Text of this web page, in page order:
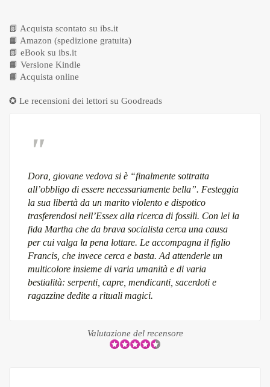
📗 Acquista scontato su ibs.it
📙 Amazon (spedizione gratuita)
📗 eBook su ibs.it
📙 Versione Kindle
📙 Acquista online
✪ Le recensioni dei lettori su Goodreads
Dora, giovane vedova si è “finalmente sottratta
all’obbligo di essere necessariamente bella”. Festeggia
la sua libertà da un marito violento e dispotico
trasferendosi nell’Essex alla ricerca di fossili. Con lei la
fida Martha che da brava socialista cerca una causa
per cui valga la pena lottare. Le accompagna il figlio
Francis, che invece cerca e basta. Ad attenderle un
multicolore insieme di varia umanità e di varia
bestialità: serpenti, capre, mendicanti, sacerdoti e
ragazzine dedite a rituali magici.
Valutazione del recensore